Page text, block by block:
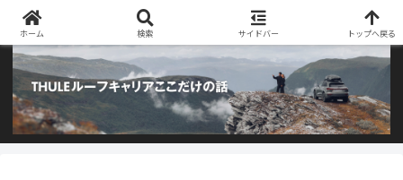
阿部商会取り扱いのTHULEルーフキャリアとアウトドア用品のブログです
ホーム 検索 サイドバー トップへ戻る